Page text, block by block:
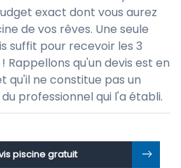
exact dont vous aurez
de vos rêves. Une seule
suffit pour recevoir les 3
qu'un devis est en
qu'il ne constitue pas un
professionnel qui l'a établi.
piscine gratuit